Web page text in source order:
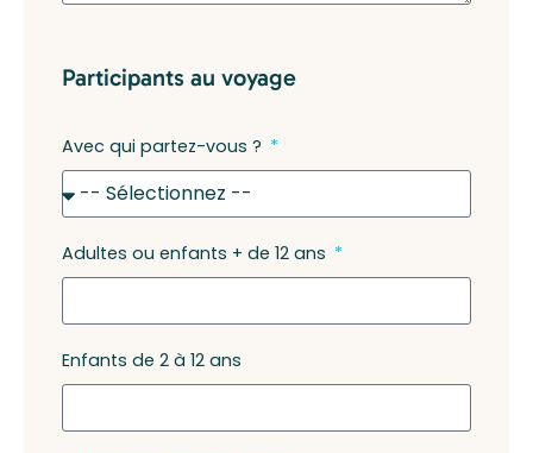
Participants au voyage
Avec qui partez-vous ?
Adultes ou enfants + de 12 ans
Enfants de 2 à 12 ans